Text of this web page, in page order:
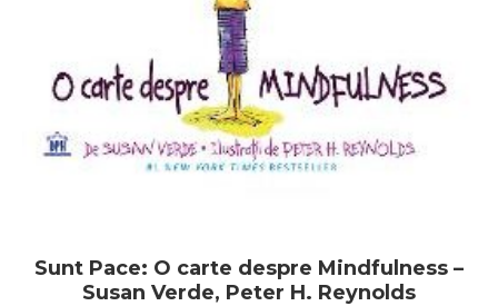
Sunt Pace: O carte despre Mindfulness –
Susan Verde, Peter H. Reynolds